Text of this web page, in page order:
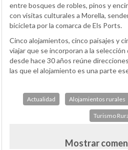
entre bosques de robles, pinos y
con visitas culturales a Morella,
bicicleta por la comarca de Els Ports.
Cinco alojamientos, cinco paisajes y
viajar que se incorporan a la
desde hace 30 años reúne
las que el alojamiento es una parte
Actualidad Alojamientos rurales
Turismo
Mostrar